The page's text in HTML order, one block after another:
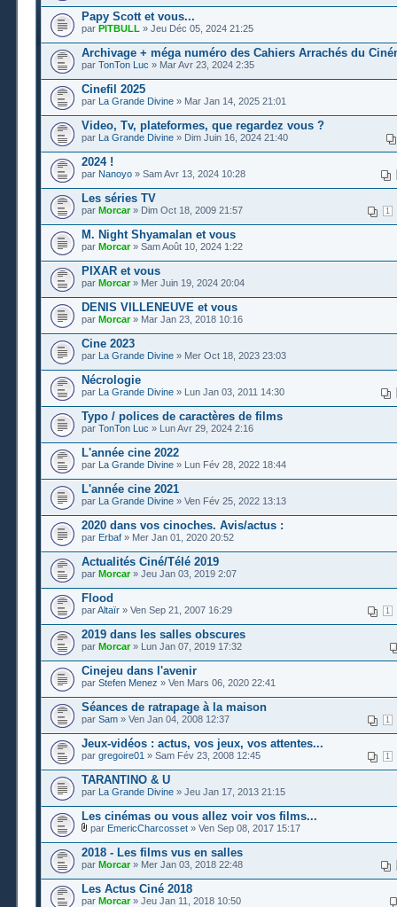
Papy Scott et vous...
par PITBULL » Jeu Déc 05, 2024 21:25
Archivage + méga numéro des Cahiers Arrachés du
par TonTon Luc » Mar Avr 23, 2024 2:35
Cinefil 2025
par La Grande Divine » Mar Jan 14, 2025 21:01
Video, Tv, plateformes, que regardez vous ?
par La Grande Divine » Dim Juin 16, 2024 21:40
2024 !
par Nanoyo » Sam Avr 13, 2024 10:28
Les séries TV
1
par Morcar» Dim Oct 18, 2009 21:57
M. Night Shyamalan et vous
par Morcar» Sam Août 10, 2024 1:22
PIXAR et vous
par Morcar» Mer Juin 19, 2024 20:04
DENIS VILLENEUVE et vous
par Morcar» Mar Jan 23, 2018 10:16
Cine 2023
par La Grande Divine » Mer Oct 18, 2023 23:03
Nécrologie
par La Grande Divine » Lun Jan 03, 2011 14:30
Typo / polices de caractères de films
par TonTon Luc » Lun Avr 29, 2024 2:16
L'année cine 2022
par La Grande Divine » Lun Fév 28, 2022 18:44
L'année cine 2021
par La Grande Divine » Ven Fév 25, 2022 13:13
2020 dans vos cinoches. Avis/actus :
par Erbaf » Mer Jan 01, 2020 20:52
Actualités Ciné/Télé 2019
par Morcar» Jeu Jan 03, 2019 2:07
Flood
1
parAltaïr » Ven Sep 21, 2007 16:29
2019 dans les salles obscures
par Morcar» Lun Jan 07, 2019 17:32
Cinejeu dans l'avenir
par Stefen Menez » Ven Mars 06, 2020 22:41
Séances de ratrapage à la maison
1
par Sam » Ven Jan 04, 2008 12:37
Jeux-vidéos : actus, vos jeux, vos attentes...
1
par gregoire01 » Sam Fév 23, 2008 12:45
TARANTINO & U
par La Grande Divine » Jeu Jan 17, 2013 21:15
Les cinémas ou vous allez voir vos films...
par EmericCharcosset » Ven Sep 08, 2017 15:17
2018 - Les films vus en salles
par Morcar» Mer Jan 03, 2018 22:48
Les Actus Ciné 2018
par Morcar» Jeu Jan 11, 2018 10:50